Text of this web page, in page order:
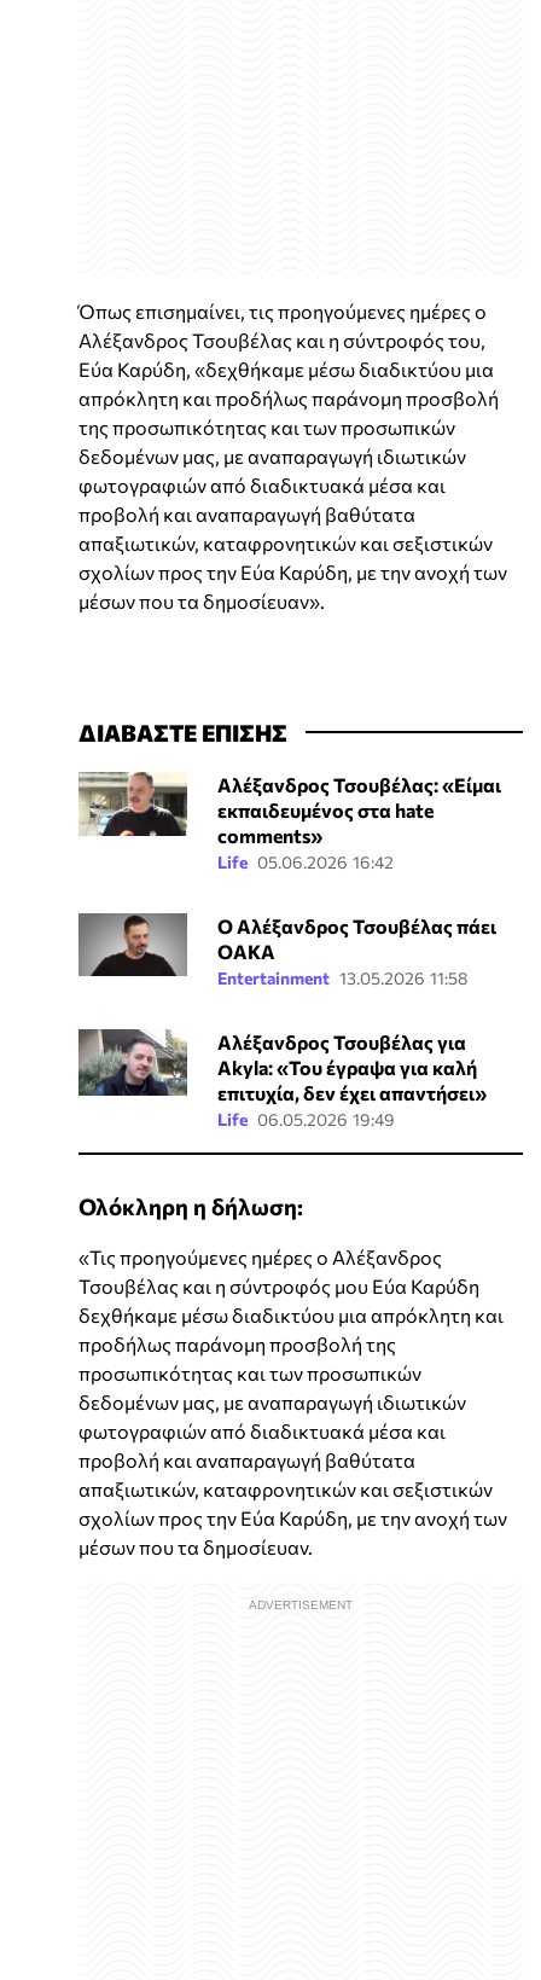
Όπως επισημαίνει, τις προηγούμενες ημέρες ο
Αλέξανδρος Τσουβέλας και η σύντροφός του,
Εύα Καρύδη, «δεχθήκαμε μέσω διαδικτύου μια
απρόκλητη και προδήλως παράνομη προσβολή
της προσωπικότητας και των προσωπικών
δεδομένων μας, με αναπαραγωγή ιδιωτικών
φωτογραφιών από διαδικτυακά μέσα και
προβολή και αναπαραγωγή βαθύτατα
απαξιωτικών, καταφρονητικών και σεξιστικών
σχολίων προς την Εύα Καρύδη, με την ανοχή των
μέσων που τα δημοσίευαν».
ΔΙΑΒΑΣΤΕ ΕΠΙΣΗΣ
Αλέξανδρος Τσουβέλας: «Είμαι
εκπαιδευμένος στα hate
comments»
Life 05.06.2026 16:42
Ο Αλέξανδρος Τσουβέλας πάει
ΟΑΚΑ
Entertainment 13.05.2026 11:58
Αλέξανδρος Τσουβέλας για
Akyla: «Του έγραψα για καλή
επιτυχία, δεν έχει απαντήσει»
Life 06.05.2026 19:49
Ολόκληρη η δήλωση:
«Τις προηγούμενες ημέρες ο Αλέξανδρος
Τσουβέλας και η σύντροφός μου Εύα Καρύδη
δεχθήκαμε μέσω διαδικτύου μια απρόκλητη και
προδήλως παράνομη προσβολή της
προσωπικότητας και των προσωπικών
δεδομένων μας, με αναπαραγωγή ιδιωτικών
φωτογραφιών από διαδικτυακά μέσα και
προβολή και αναπαραγωγή βαθύτατα
απαξιωτικών, καταφρονητικών και σεξιστικών
σχολίων προς την Εύα Καρύδη, με την ανοχή των
μέσων που τα δημοσίευαν.